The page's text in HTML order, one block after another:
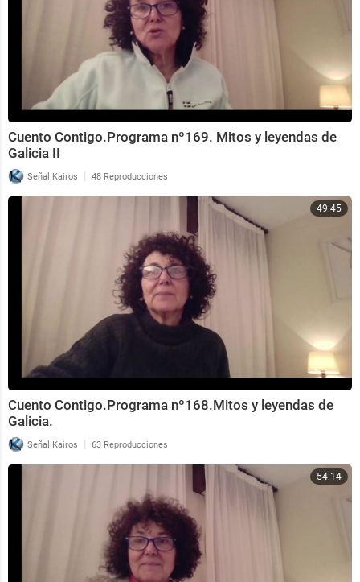
Cuento Contigo.Programa nº169. Mitos y leyendas de
Galicia II
Señal Kairos | 48 Reproducciones
49:45
Cuento Contigo.Programa nº168.Mitos y leyendas de
Galicia.
Señal Kairos | 63 Reproducciones
54:14